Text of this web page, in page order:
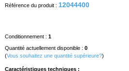
Référence du produit : 12044400
Conditionnement : 1
Quantité actuellement disponible : 0
(Vous souhaitez une quantité supérieure?)
Caractéristiques techniques :